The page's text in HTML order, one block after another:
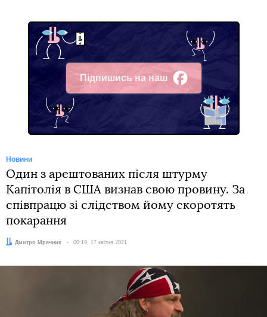
Підпишись на наш
Facebook
Новини
Один з арештованих після штурму
Капітолія в США визнав свою провину. За
співпрацю зі слідством йому скоротять
покарання
Автор:
Дмитро Мрачник Дата:
00:19, 17 квітня 2021